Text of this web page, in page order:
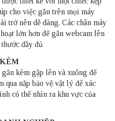
cho việc gắn trên mọi máy
trở nên dễ dàng. Các chân máy
lớn hơn để gắn webcam lên
đầy đủ
kèm gập lên và xuống để
qua nắp bảo vệ vật lý để xác
có thể nhìn ra khu vực của